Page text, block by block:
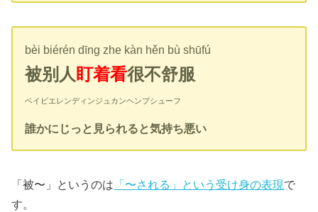
bèi biérén dīng zhe kàn hěn bù shūfú
被别人 盯着看很不舒服
ベイビエレンディンジュカンヘンプシューフ
誰かにじっと見られると気持ち悪い
「被〜」というのは 「〜される」という受け身の表現で
す。